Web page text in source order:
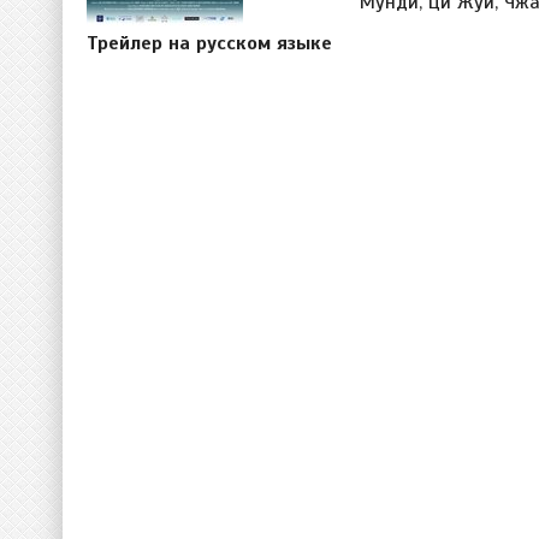
Трейлер на русском языке